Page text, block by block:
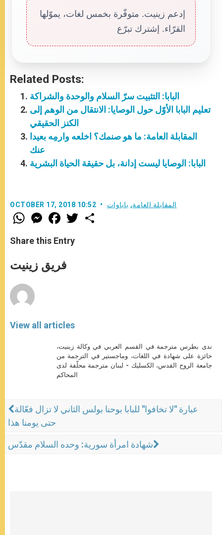
إدعم زينيت. متوفّرة بخمس لغات، يموّلها
القرّاء. إشترك تبرّع
Related Posts:
البابا: التثبيت سرّ السلام والوحدة والشراكة
تعليم البابا الأوّل حول الوصايا: الانتقال من الوهم إلى
الكنز الحقيقي
المقابلة العامة: ما هو صنمك؟ اخلعه وارمِه بعيدا
عنك
البابا: الوصايا ليست إدانة، بل حقيقة الحياة البشرية
OCTOBER 17, 2018 10:52 المقابلة العامة, باباوات
W
h
t
s
p
p
M
e
s
e
g
e
F
a
e
b
o
k
w
Share this Entry
فريق زينيت
View all articles
ندى بطرس مترجمة في القسم العربي في وكالة زينيت،
حائزة على شهادة في اللغات، وماجستير في الترجمة من
جامعة الروح القدس، الكسليك - لبنان مترجمة محلّفة لدى
المحاكم
عبارة "لا تخافوا" للبابا بوحنا بولس الثاني لا تزال فعّالة
حتى يومنا هذا
شهادة امرأة سورية: وحده السلام مقدّس